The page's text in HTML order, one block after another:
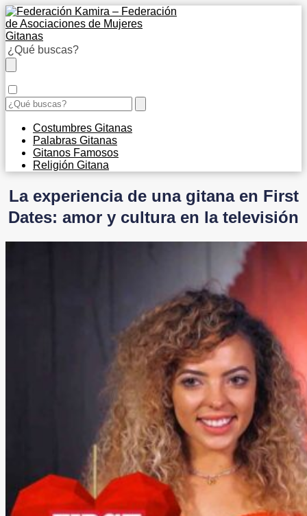
Costumbres Gitanas
Palabras Gitanas
Gitanos Famosos
Religión Gitana
La experiencia de una gitana en First
Dates: amor y cultura en la televisión